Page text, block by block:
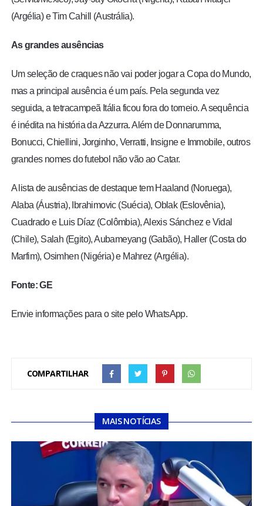
(Argélia) e Tim Cahill (Austrália).
As grandes ausências
Um seleção de craques não vai poder jogar a Copa do Mundo,
mas a principal ausência é um país. Pela segunda vez
seguida, a tetracampeã Itália ficou fora do torneio. A sequência
é inédita na história da Azzurra. Além de Donnarumma,
Bonucci, Chiellini, Jorginho, Verratti, Insigne e Immobile, outros
grandes nomes do futebol não vão ao Catar.
A lista de ausências de destaque tem Haaland (Noruega),
Alaba (Áustria), Ibrahimovic (Suécia), Oblak (Eslovênia),
Cuadrado e Luis Díaz (Colômbia), Alexis Sánchez e Vidal
(Chile), Salah (Egito), Aubameyang (Gabão), Haller (Costa do
Marfim), Osimhen (Nigéria) e Mahrez (Argélia).
Fonte: GE
Envie informações para o site pelo WhatsApp.
COMPARTILHAR
MAIS NOTÍCIAS